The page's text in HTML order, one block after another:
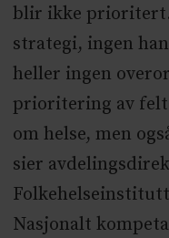
blir ikke prioritert.
strategi, ingen
heller ingen
prioritering av
om helse, men
sier
Nasjonalt